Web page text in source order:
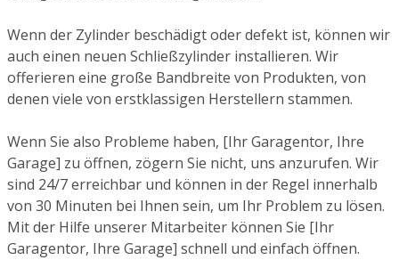
Wenn der Zylinder beschädigt oder defekt ist, können wir
auch einen neuen Schließzylinder installieren. Wir
offerieren eine große Bandbreite von Produkten, von
denen viele von erstklassigen Herstellern stammen.
Wenn Sie also Probleme haben, [Ihr Garagentor, Ihre
Garage] zu öffnen, zögern Sie nicht, uns anzurufen. Wir
sind 24/7 erreichbar und können in der Regel innerhalb
von 30 Minuten bei Ihnen sein, um Ihr Problem zu lösen.
Mit der Hilfe unserer Mitarbeiter können Sie [Ihr
Garagentor, Ihre Garage] schnell und einfach öffnen.